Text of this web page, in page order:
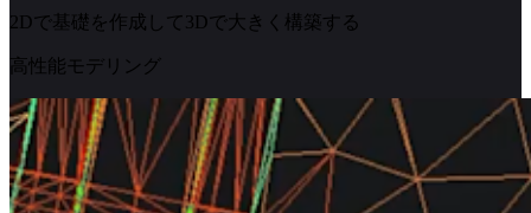
2Dで基礎を作成して3Dで大きく構築する
高性能モデリング